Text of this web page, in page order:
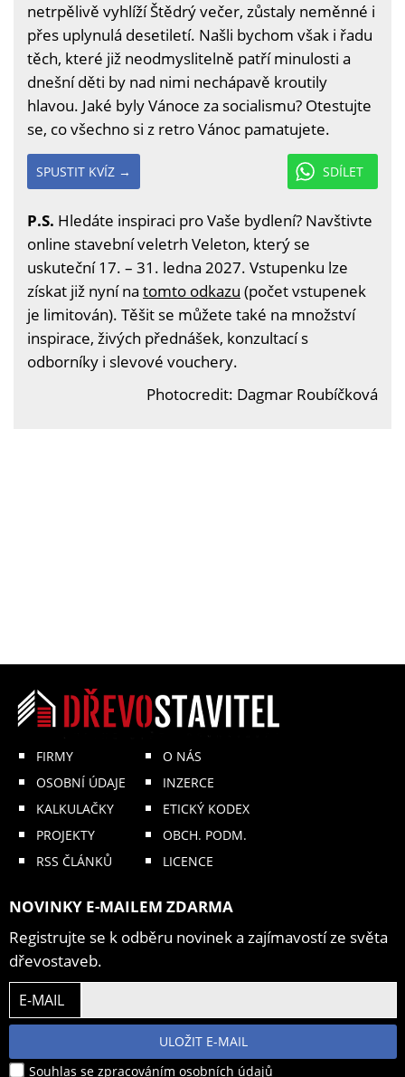
netrpělivě vyhlíží Štědrý večer, zůstaly neměnné i
přes uplynulá desetiletí. Našli bychom však i řadu
těch, které již neodmyslitelně patří minulosti a
dnešní děti by nad nimi nechápavě kroutily
hlavou. Jaké byly Vánoce za socialismu? Otestujte
se, co všechno si z retro Vánoc pamatujete.
SDÍLET
SPUSTIT KVÍZ →
P.S. Hledáte inspiraci pro Vaše bydlení? Navštivte
online stavební veletrh Veleton, který se
uskuteční 17. – 31. ledna 2027. Vstupenku lze
získat již nyní na tomto odkazu (počet vstupenek
je limitován). Těšit se můžete také na množství
inspirace, živých přednášek, konzultací s
odborníky i slevové vouchery.
Photocredit: Dagmar Roubíčková
FIRMY
OSOBNÍ ÚDAJE
KALKULAČKY
PROJEKTY
RSS ČLÁNKŮ
O NÁS
INZERCE
ETICKÝ KODEX
OBCH. PODM.
LICENCE
NOVINKY E-MAILEM ZDARMA
Registrujte se k odběru novinek a zajímavostí ze světa
dřevostaveb.
E-MAIL
ULOŽIT E-MAIL
Souhlas se zpracováním osobních údajů